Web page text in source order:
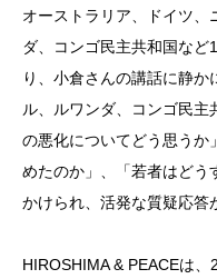
オーストラリア、ドイツ、
ダ、コンゴ民主共和国など
り、小倉さんの講話に静
ル、ルワンダ、コンゴ民
の悪化についてどう思うか
めたのか」、「若者はどう
かけられ、活発な質疑応答
HIROSHIMA & PEACEは